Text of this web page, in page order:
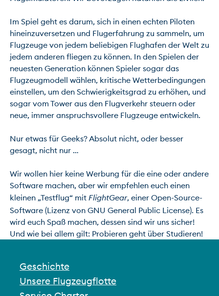
Im Spiel geht es darum, sich in einen echten Piloten
hineinzuversetzen und Flugerfahrung zu sammeln, um
Flugzeuge von jedem beliebigen Flughafen der Welt zu
jedem anderen fliegen zu können. In den Spielen der
neuesten Generation können Spieler sogar das
Flugzeugmodell wählen, kritische Wetterbedingungen
einstellen, um den Schwierigkeitsgrad zu erhöhen, und
sogar vom Tower aus den Flugverkehr steuern oder
neue, immer anspruchsvollere Flugzeuge entwickeln.
Nur etwas für Geeks? Absolut nicht, oder besser
gesagt, nicht nur …
Wir wollen hier keine Werbung für die eine oder andere
Software machen, aber wir empfehlen euch einen
kleinen „Testflug“ mit FlightGear, einer Open-Source-
Software (Lizenz von GNU General Public License). Es
wird euch Spaß machen, dessen sind wir uns sicher!
Und wie bei allem gilt: Probieren geht über Studieren!
Geschichte
Unsere Flugzeugflotte